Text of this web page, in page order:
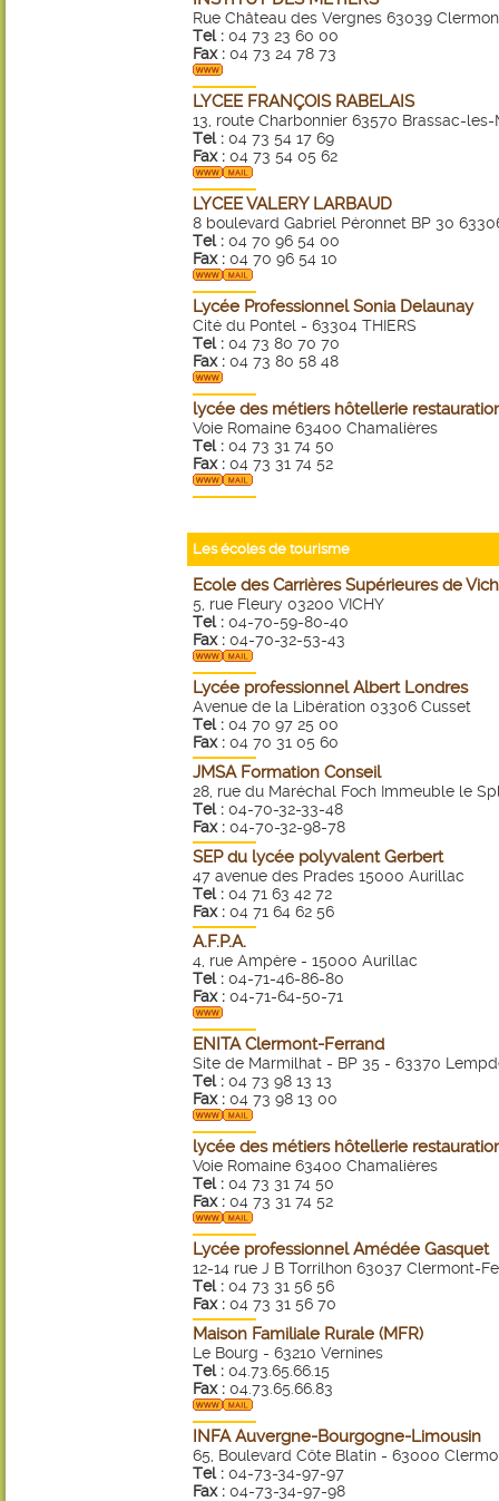
Rue Château des Vergnes 63039
Tel : 04 73 23 60 00
Fax : 04 73 24 78 73
LYCEE FRANÇOIS RABELAIS
13, route Charbonnier 63570 Brassac-les-
Tel : 04 73 54 17 69
Fax : 04 73 54 05 62
LYCEE VALERY LARBAUD
8 boulevard Gabriel Péronnet BP 30
Tel : 04 70 96 54 00
Fax : 04 70 96 54 10
Lycée Professionnel Sonia Delaunay
Cité du Pontel - 63304 THIERS
Tel : 04 73 80 70 70
Fax : 04 73 80 58 48
lycée des métiers hôtellerie
Voie Romaine 63400 Chamalières
Tel : 04 73 31 74 50
Fax : 04 73 31 74 52
Les écoles de tourisme
Ecole des Carrières Supérieures de
5, rue Fleury 03200 VICHY
Tel : 04-70-59-80-40
Fax : 04-70-32-53-43
Lycée professionnel Albert Londres
Avenue de la Libération 03306 Cusset
Tel : 04 70 97 25 00
Fax : 04 70 31 05 60
JMSA Formation Conseil
28, rue du Maréchal Foch Immeuble le
Tel : 04-70-32-33-48
Fax : 04-70-32-98-78
SEP du lycée polyvalent Gerbert
47 avenue des Prades 15000 Aurillac
Tel : 04 71 63 42 72
Fax : 04 71 64 62 56
A.F.P.A.
4, rue Ampère - 15000 Aurillac
Tel : 04-71-46-86-80
Fax : 04-71-64-50-71
ENITA Clermont-Ferrand
Site de Marmilhat - BP 35 - 63370
Tel : 04 73 98 13 13
Fax : 04 73 98 13 00
lycée des métiers hôtellerie
Voie Romaine 63400 Chamalières
Tel : 04 73 31 74 50
Fax : 04 73 31 74 52
Lycée professionnel Amédée Gasquet
12-14 rue J B Torrilhon 63037 Clermont-
Tel : 04 73 31 56 56
Fax : 04 73 31 56 70
Maison Familiale Rurale (MFR)
Le Bourg - 63210 Vernines
Tel : 04.73.65.66.15
Fax : 04.73.65.66.83
INFA Auvergne-Bourgogne-Limousin
65, Boulevard Côte Blatin - 63000
Tel : 04-73-34-97-97
Fax : 04-73-34-97-98